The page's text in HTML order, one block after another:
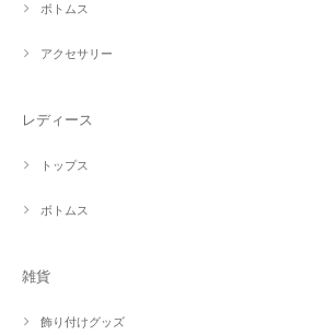
ボトムス
アクセサリー
レディース
トップス
ボトムス
雑貨
飾り付けグッズ